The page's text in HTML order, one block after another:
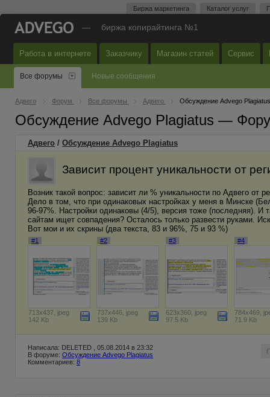
Биржа маркетинга Каталог услуг
— биржа копирайтинга №1
Работа в интернете Заказчику Магазин статей Сервис
Все форумы Новые сообщения
Адвего Форум Все форумы Адвего Обсуждение Advego Plagiatus
Обсуждение Advego Plagiatus —
Адвего / Обсуждение Advego Plagiatus
Зависит процент уникальности от
Возник такой вопрос: зависит ли % уникальности по Адвего от
Дело в том, что при одинаковых настройках у меня в Минске
96-97%. Настройки одинаковы (4/5), версия тоже (последняя).
сайтам ищет совпадения? Осталось только развести руками.
Вот мои и их скрины (два текста, 83 и 96%, 75 и 93 %)
#1
713x437, jpeg
142 Kb
#2
737x446, jpeg
139 Kb
#3
623x360, jpeg
97.5 Kb
#4
784x469,
71.9 Kb
Написала: DELETED , 05.08.2014 в 23:32
В форуме: Обсуждение Advego Plagiatus
Комментариев: 8